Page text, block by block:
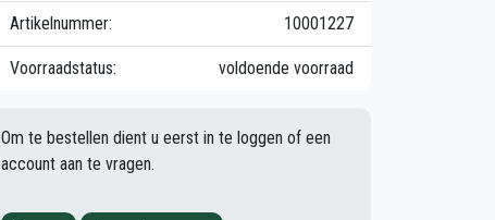
Artikelnummer: 10001227
Voorraadstatus: voldoende voorraad
Om te bestellen dient u eerst in te loggen of een
account aan te vragen.